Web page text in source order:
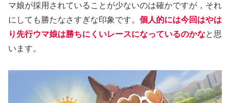
マ娘が採用されていることが少ないのは確かですが，それ
にしても勝たなさすぎな印象です。 個人的には今回はやは
り先行ウマ娘は勝ちにくいレースになっているのかなと思
います。